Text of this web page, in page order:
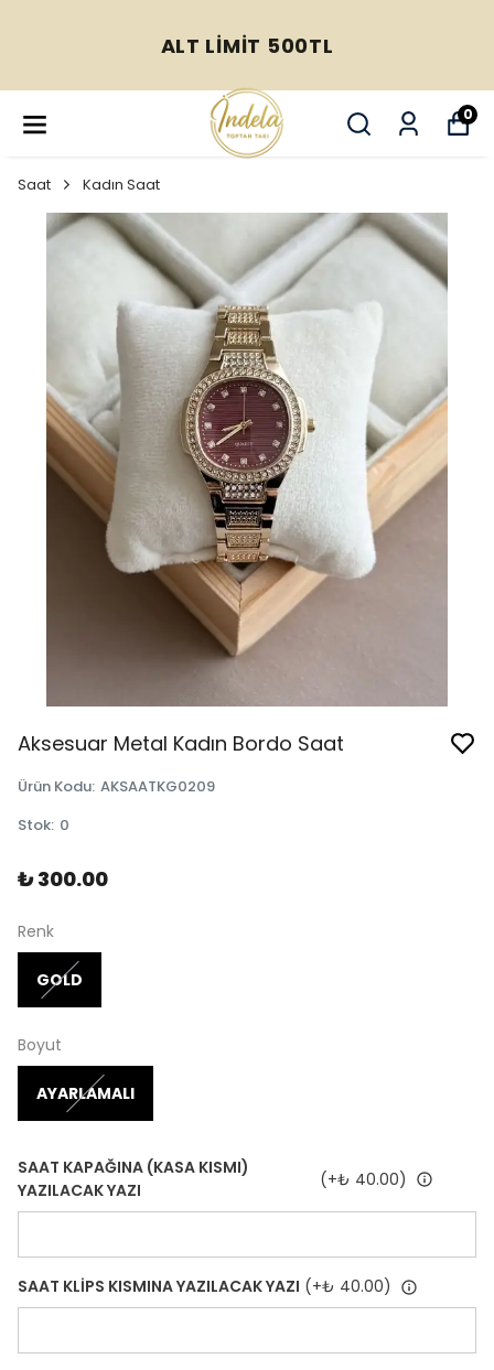
ALT LİMİT 500TL
0
Saat Kadın Saat
Aksesuar Metal Kadın Bordo Saat
Ürün Kodu: AKSAATKG0209
Stok: 0
₺ 300.00
Renk
GOLD
Boyut
AYARLAMALI
SAAT KAPAĞINA (KASA KISMI)
YAZILACAK YAZI
(+₺ 40.00)
SAAT KLİPS KISMINA YAZILACAK YAZI (+₺ 40.00)